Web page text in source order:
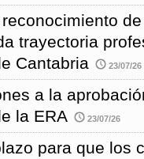
trayectoria
Cantabria
23/07/26
a la
la ERA
23/07/26
para que los